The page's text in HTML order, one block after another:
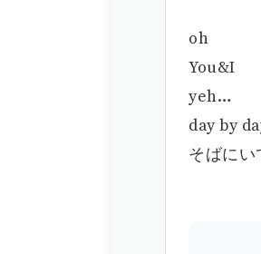
oh
You&I
yeh…
day by
そばにい